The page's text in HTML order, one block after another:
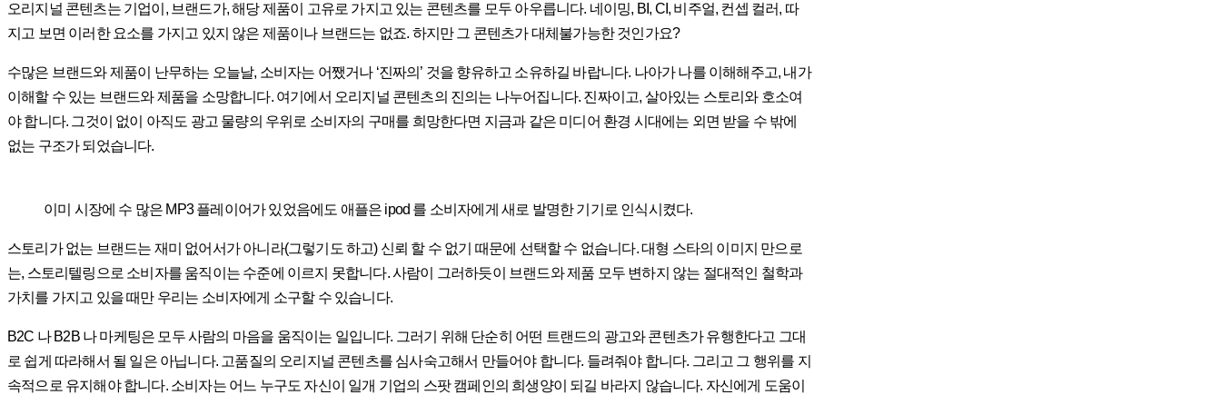
오리지널 콘텐츠는 기업이, 브랜드가, 해당 제품이 고유로 가지고 있는 콘텐츠를 모두 아우릅니다. 네이밍, BI, CI, 비주얼, 컨셉 컬러, 따
지고 보면 이러한 요소를 가지고 있지 않은 제품이나 브랜드는 없죠. 하지만 그 콘텐츠가 대체불가능한 것인가요?
수많은 브랜드와 제품이 난무하는 오늘날, 소비자는 어쨌거나 ‘진짜의’ 것을 향유하고 소유하길 바랍니다. 나아가 나를 이해해주고, 내가
이해할 수 있는 브랜드와 제품을 소망합니다. 여기에서 오리지널 콘텐츠의 진의는 나누어집니다. 진짜이고, 살아있는 스토리와 호소여
야 합니다. 그것이 없이 아직도 광고 물량의 우위로 소비자의 구매를 희망한다면 지금과 같은 미디어 환경 시대에는 외면 받을 수 밖에
없는 구조가 되었습니다.
이미 시장에 수 많은 MP3 플레이어가 있었음에도 애플은 ipod 를 소비자에게 새로 발명한 기기로 인식시켰다.
스토리가 없는 브랜드는 재미 없어서가 아니라(그렇기도 하고) 신뢰 할 수 없기 때문에 선택할 수 없습니다. 대형 스타의 이미지 만으로
는, 스토리텔링으로 소비자를 움직이는 수준에 이르지 못합니다. 사람이 그러하듯이 브랜드와 제품 모두 변하지 않는 절대적인 철학과
가치를 가지고 있을 때만 우리는 소비자에게 소구할 수 있습니다.
B2C 나 B2B 나 마케팅은 모두 사람의 마음을 움직이는 일입니다. 그러기 위해 단순히 어떤 트랜드의 광고와 콘텐츠가 유행한다고 그대
로 쉽게 따라해서 될 일은 아닙니다. 고품질의 오리지널 콘텐츠를 심사숙고해서 만들어야 합니다. 들려줘야 합니다. 그리고 그 행위를 지
속적으로 유지해야 합니다. 소비자는 어느 누구도 자신이 일개 기업의 스팟 캠페인의 희생양이 되길 바라지 않습니다. 자신에게 도움이